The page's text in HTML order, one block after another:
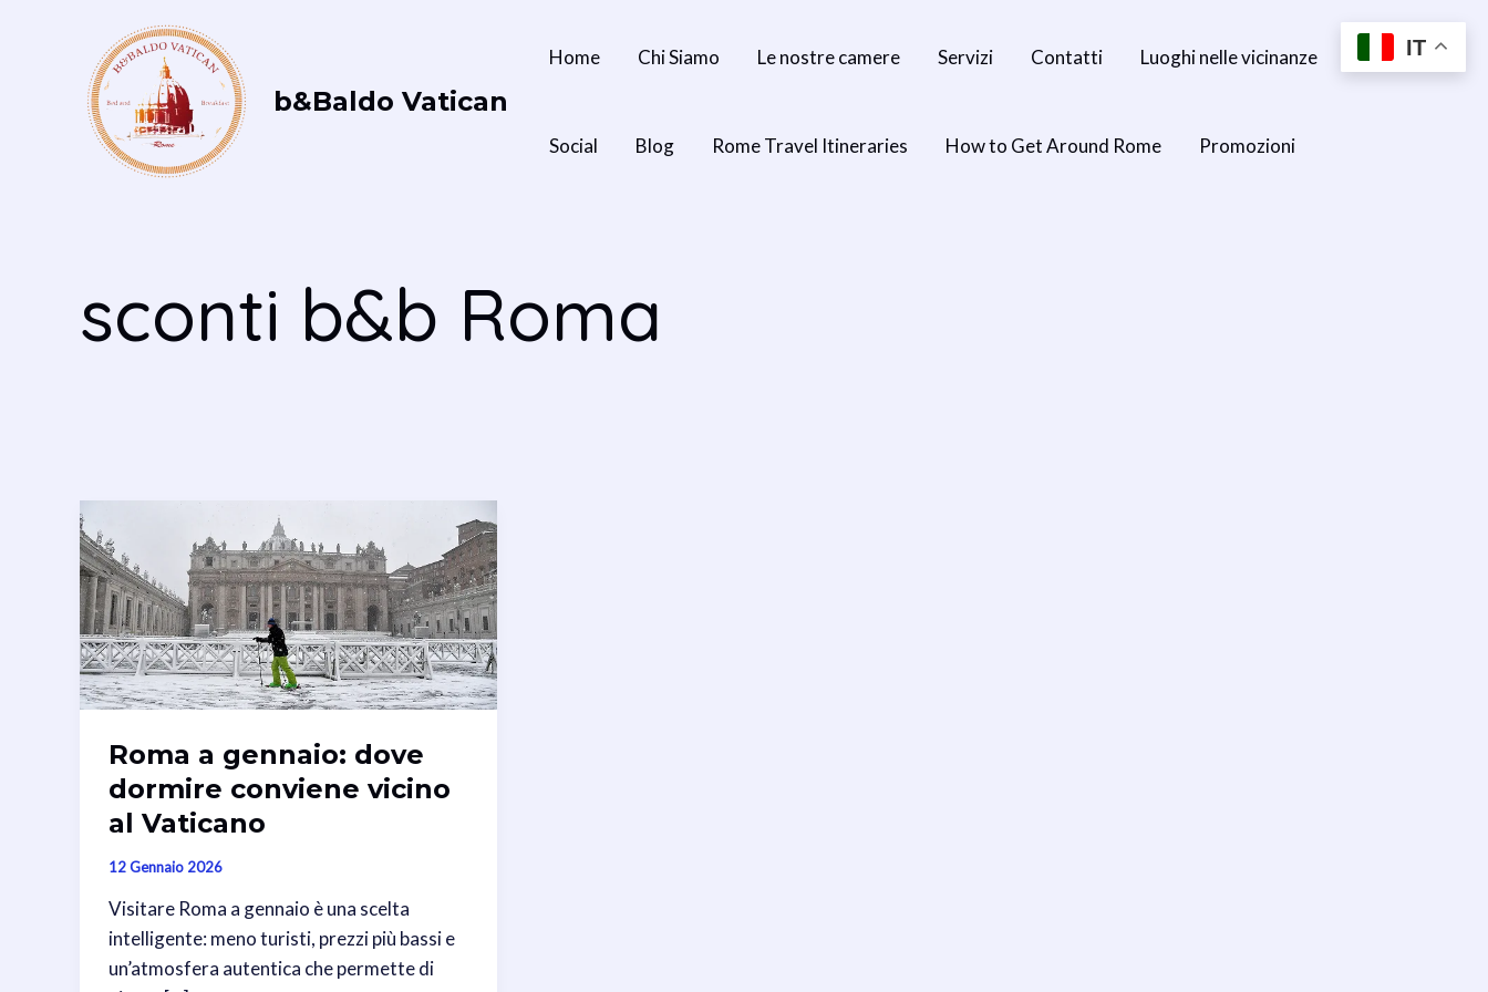
b&Baldo Vatican
Home Chi Siamo Le nostre camere Servizi Contatti Luoghi nelle vicinanze
Social Blog Rome Travel Itineraries How to Get Around Rome Promozioni
sconti b&b Roma
Roma a gennaio: dove
dormire conviene vicino
al Vaticano
12 Gennaio 2026
Visitare Roma a gennaio è una scelta
intelligente: meno turisti, prezzi più bassi e
un’atmosfera autentica che permette di
IT